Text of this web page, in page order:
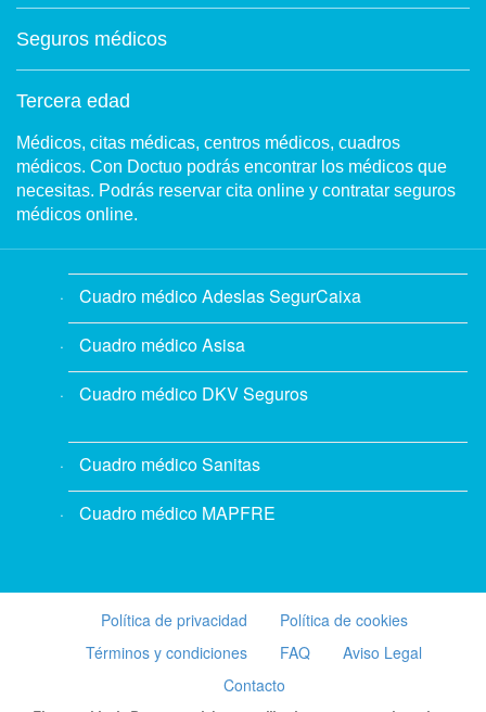
Seguros médicos
Tercera edad
Médicos, citas médicas, centros médicos, cuadros
médicos. Con Doctuo podrás encontrar los médicos que
necesitas. Podrás reservar cita online y contratar seguros
médicos online.
Cuadro médico Adeslas SegurCaixa
Cuadro médico Asisa
Cuadro médico DKV Seguros
Cuadro médico Sanitas
Cuadro médico MAPFRE
Política de privacidad
Política de cookies
Términos y condiciones
FAQ
Aviso Legal
Contacto